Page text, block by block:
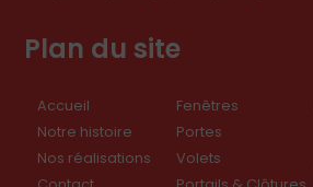
Plan du site
Accueil
Notre histoire
Nos réalisations
Fenêtres
Portes
Volets